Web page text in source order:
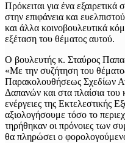
Πρόκειται για ένα
στην επιφάνεια και
και άλλα κοινοβουλευτικά
εξέταση του θέματος αυτού.
Ο βουλευτής κ. Σταύρος
«Με την συζήτηση του
Παρακολουθήσεως Σχεδίων
Δαπανών και στα πλαίσια του
ενέργειες της Εκτελεστικής
αξιολογήσουμε τόσο το
τηρήθηκαν οι πρόνοιες των
θα πληρώσει ο